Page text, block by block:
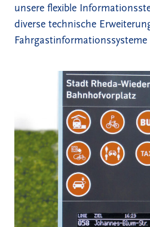
unsere flexible
diverse technische
Fahrgastinformationssysteme